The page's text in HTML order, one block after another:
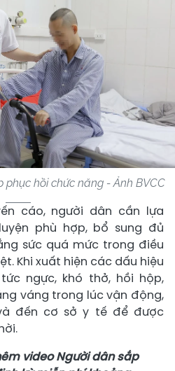
hồi chức năng - Ảnh BVCC
cáo, người dân cần lựa
phù hợp, bổ sung đủ
sức quá mức trong điều
Khi xuất hiện các dấu hiệu
ngực, khó thở, hồi hộp,
váng trong lúc vận động,
đến cơ sở y tế để được
video Người dân sắp